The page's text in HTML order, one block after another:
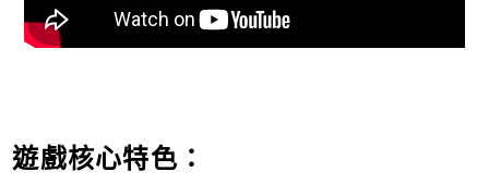
遊戲核心特色：